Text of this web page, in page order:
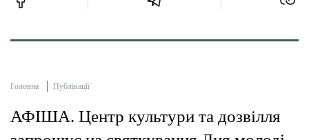
Головна Публікації
АФІША. Центр культури та дозвілля